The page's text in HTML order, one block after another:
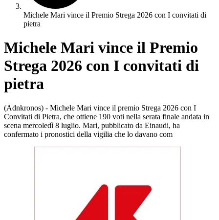
Michele Mari vince il Premio Strega 2026 con I convitati di
pietra
Michele Mari vince il Premio
Strega 2026 con I convitati di
pietra
(Adnkronos) - Michele Mari vince il premio Strega 2026 con I
Convitati di Pietra, che ottiene 190 voti nella serata finale andata in
scena mercoledì 8 luglio. Mari, pubblicato da Einaudi, ha
confermato i pronostici della vigilia che lo davano com